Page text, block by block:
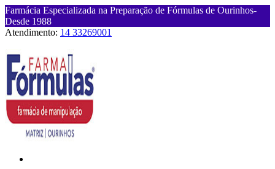
Farmácia Especializada na Preparação de Fórmulas de Ourinhos-
Desde 1988
Atendimento: 14 33269001